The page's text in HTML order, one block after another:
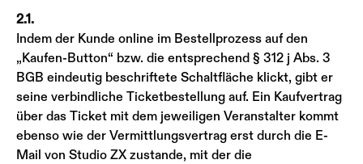
2.1.
Indem der Kunde online im Bestellprozess auf den
„Kaufen-Button“ bzw. die entsprechend § 312 j Abs. 3
BGB eindeutig beschriftete Schaltfläche klickt, gibt er
seine verbindliche Ticketbestellung auf. Ein Kaufvertrag
über das Ticket mit dem jeweiligen Veranstalter kommt
ebenso wie der Vermittlungsvertrag erst durch die E-
Mail von Studio ZX zustande, mit der die